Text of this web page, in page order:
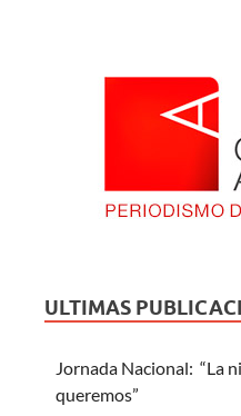
ULTIMAS
Jornada Nacional: “La
queremos”